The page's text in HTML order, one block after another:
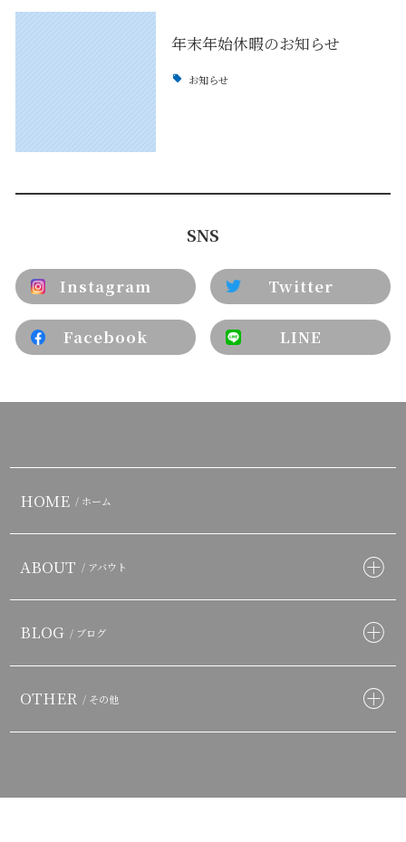
年末年始休暇のお知らせ
お知らせ
SNS
Instagram Twitter
Facebook LINE
HOME / ホーム
ABOUT / アバウト
BLOG / ブログ
OTHER / その他